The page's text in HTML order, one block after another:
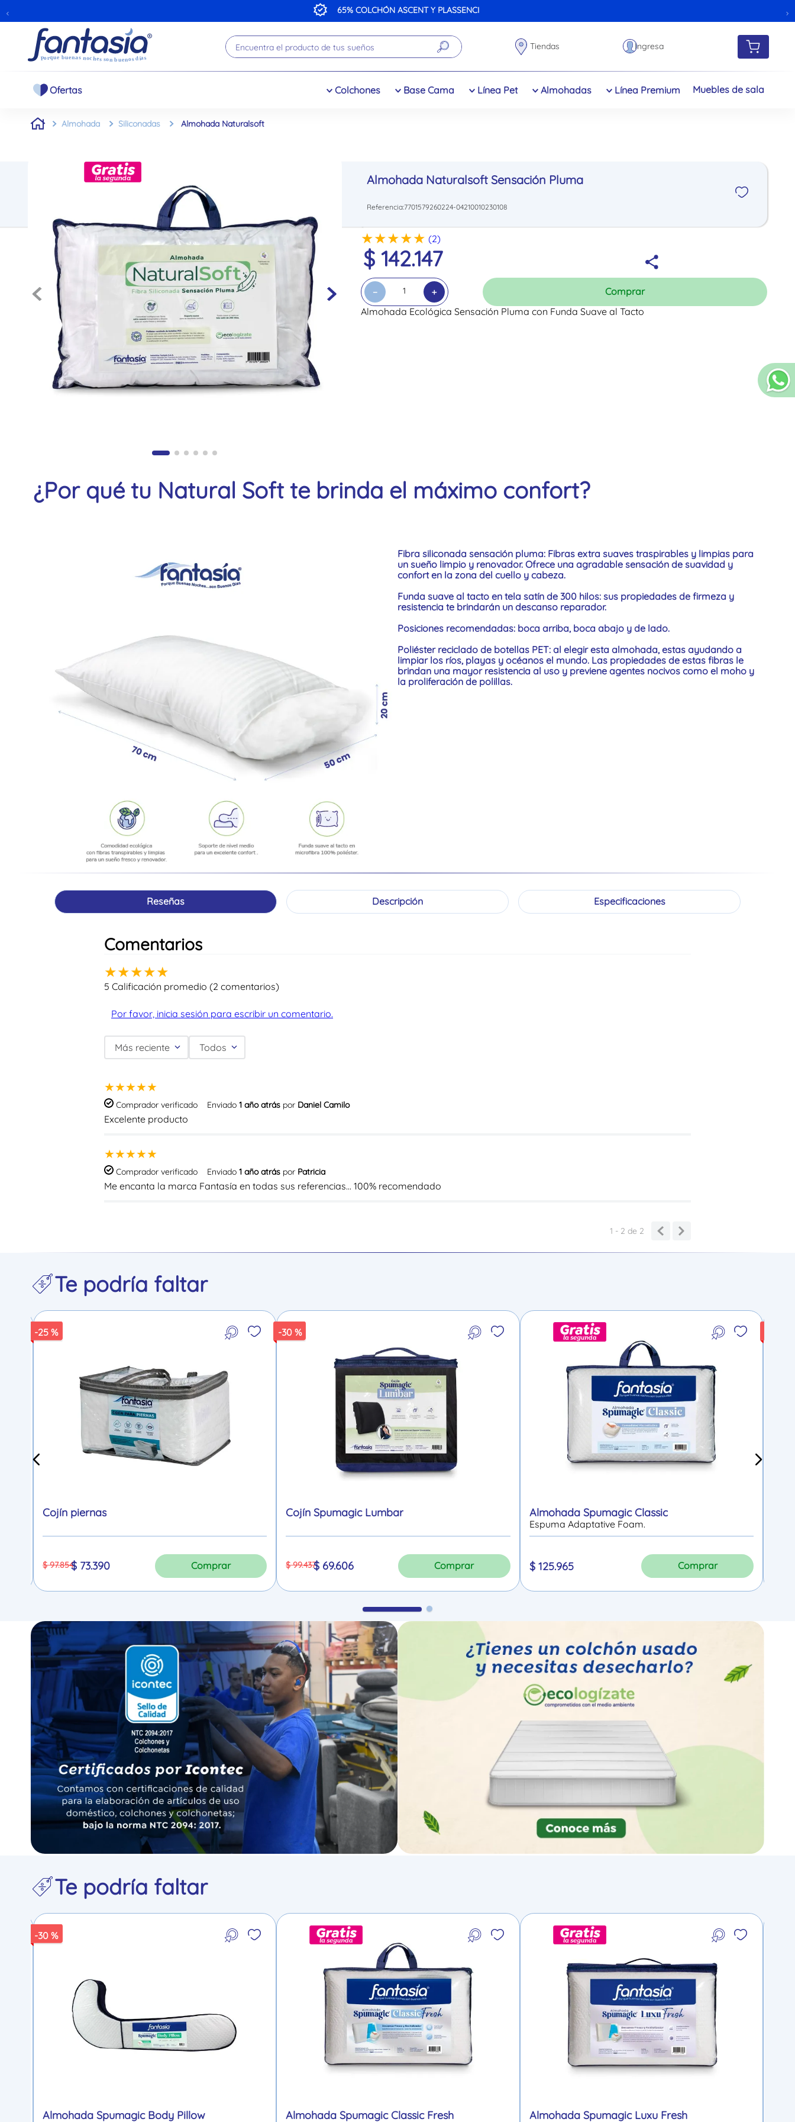
Encuentra el producto de tus sueños
Tiendas
Ofertas Colchones Base Cama Línea Pet Almohadas Línea Premium Muebles de sala
Almohada Siliconadas Almohada Naturalsoft
Almohada Naturalsoft Sensación Pluma
Referencia:7701579260224-04210010230108
★★★★★ (2)
$ 142.147
＋
－
Comprar
Almohada Ecológica Sensación Pluma con Funda Suave al Tacto
¿Por qué tu Natural Soft te brinda el máximo confort?
Fibra siliconada sensación pluma: Fibras extra suaves traspirables y limpias para
un sueño limpio y renovador. Ofrece una agradable sensación de suavidad y
confort en la zona del cuello y cabeza.
Funda suave al tacto en tela satín de 300 hilos: sus propiedades de firmeza y
resistencia te brindarán un descanso reparador.
Posiciones recomendadas: boca arriba, boca abajo y de lado.
Poliéster reciclado de botellas PET: al elegir esta almohada, estas ayudando a
limpiar los ríos, playas y océanos el mundo. Las propiedades de estas fibras le
brindan una mayor resistencia al uso y previene agentes nocivos como el moho y
la proliferación de polillas.
Reseñas Descripción Especificaciones
Comentarios
★★★★★
5 Calificación promedio (2 comentarios)
Por favor, inicia sesión para escribir un comentario.
Más reciente Todos
★★★★★
Comprador verificado Enviado 1 año atrás por Daniel Camilo
Excelente producto
★★★★★
Comprador verificado Enviado 1 año atrás por Patricia
Me encanta la marca Fantasía en todas sus referencias... 100% recomendado
1 - 2de 2
Te podría faltar
-25 %
Cojín piernas
$ 97.854$ 73.390 Comprar
-30 %
Cojín Spumagic Lumbar
$ 99.437$ 69.606 Comprar
Almohada Spumagic Classic
Espuma Adaptative Foam.
$ 125.965 Comprar
Te podría faltar
-30 %
Almohada Spumagic Body Pillow Almohada Spumagic Classic Fresh Almohada Spumagic Luxu Fresh